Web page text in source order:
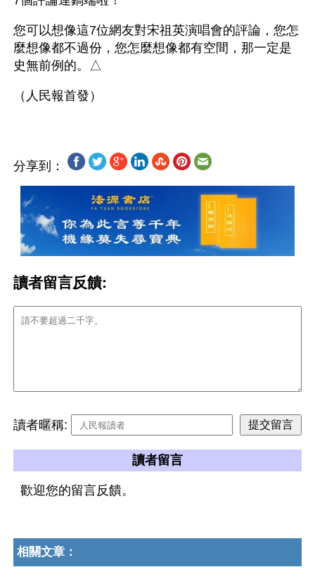
您可以想像這7位網友對宋祖英演唱會的評論，您怎
麼想像都不過份，您怎麼想像都有空間，那一定是
史無前例的。△
分享到：
讀者留言反饋:
讀者暱稱:
讀者留言
歡迎您的留言反饋。
相關文章：